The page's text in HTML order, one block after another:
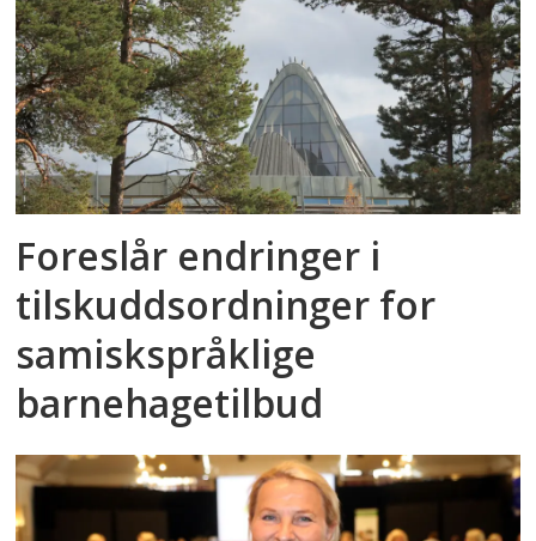
Foreslår endringer i
tilskuddsordninger for
samiskspråklige
barnehagetilbud